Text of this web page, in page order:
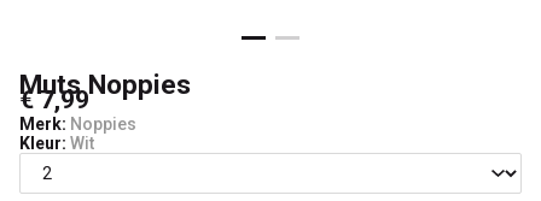
Muts Noppies
€ 7,99
Merk: Noppies
Kleur: Wit